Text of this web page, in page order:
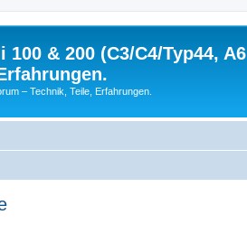
& 200 (C3/C4/Typ44, A6
– Technik, Teile, Erfahrungen.